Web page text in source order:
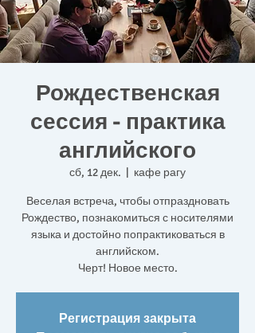
Рождественская
сессия - практика
английского
сб, 12 дек. кафе рагу
Веселая встреча, чтобы отпраздновать
Рождество, познакомиться с носителями
языка и достойно попрактиковаться в
английском.
Черт! Новое место.
Регистрация закрыта